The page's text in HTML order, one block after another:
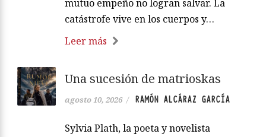
mutuo empeño no logran salvar. La
catástrofe vive en los cuerpos y…
Leer más
Una sucesión de matrioskas
agosto 10, 2026 / RAMÓN ALCÁRAZ GARCÍA
Sylvia Plath, la poeta y novelista